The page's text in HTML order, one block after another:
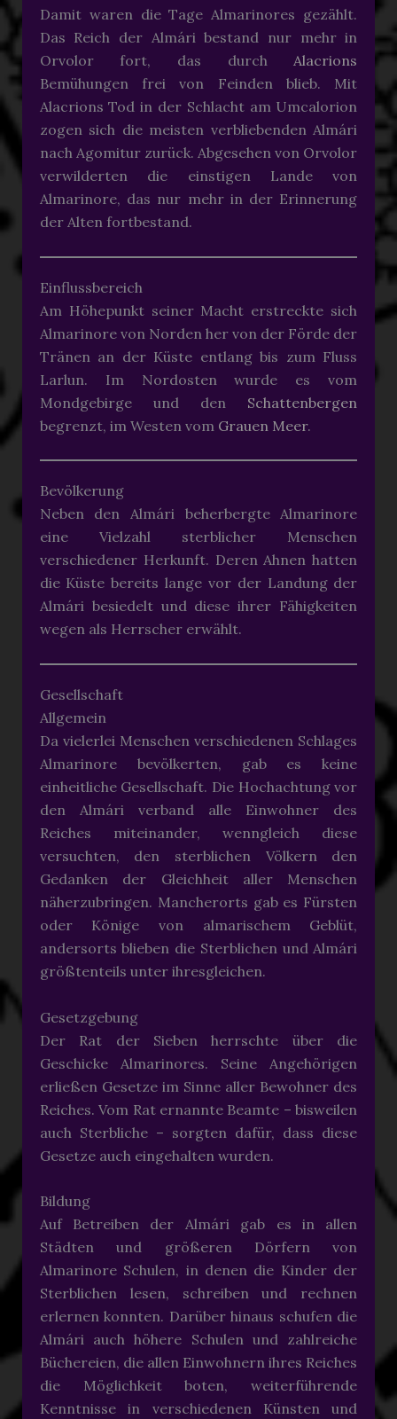
Damit waren die Tage Almarinores gezählt.
Das Reich der Almári bestand nur mehr in
Orvolor fort, das durchAlacrions
Bemühungen frei von Feinden blieb. Mit
Alacrions Tod in der Schlacht am Umcalorion
zogen sich die meisten verbliebenden Almári
nach Agomitur zurück. Abgesehen von Orvolor
verwilderten die einstigen Lande von
Almarinore, das nur mehr in der Erinnerung
der Alten fortbestand.
Einflussbereich
Am Höhepunkt seiner Macht erstreckte sich
Almarinore von Norden her von der Förde der
Tränen an der Küste entlang bis zum Fluss
Larlun. Im Nordosten wurde es vom
Mondgebirge und den Schattenbergen
begrenzt, im Westen vom Grauen Meer.
Bevölkerung
Neben den Almári beherbergte Almarinore
eine Vielzahl sterblicher Menschen
verschiedener Herkunft. Deren Ahnen hatten
die Küste bereits lange vor der Landung der
Almári besiedelt und diese ihrer Fähigkeiten
wegen als Herrscher erwählt.
Gesellschaft
Allgemein
Da vielerlei Menschen verschiedenen Schlages
Almarinore bevölkerten, gab es keine
einheitliche Gesellschaft. Die Hochachtung vor
den Almári verband alle Einwohner des
Reiches miteinander, wenngleich diese
versuchten, den sterblichen Völkern den
Gedanken der Gleichheit aller Menschen
näherzubringen. Mancherorts gab es Fürsten
oder Könige von almarischem Geblüt,
andersorts blieben die Sterblichen und Almári
größtenteils unter ihresgleichen.
Gesetzgebung
Der Rat der Sieben herrschte über die
Geschicke Almarinores. Seine Angehörigen
erließen Gesetze im Sinne aller Bewohner des
Reiches. Vom Rat ernannte Beamte – bisweilen
auch Sterbliche – sorgten dafür, dass diese
Gesetze auch eingehalten wurden.
Bildung
Auf Betreiben der Almári gab es in allen
Städten und größeren Dörfern von
Almarinore Schulen, in denen die Kinder der
Sterblichen lesen, schreiben und rechnen
erlernen konnten. Darüber hinaus schufen die
Almári auch höhere Schulen und zahlreiche
Büchereien, die allen Einwohnern ihres Reiches
die Möglichkeit boten, weiterführende
Kenntnisse in verschiedenen Künsten und